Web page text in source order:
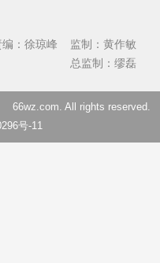
编：徐琼峰
监制：黄作敏
总监制：缪磊
66wz.com. All rights reserved.
号-11